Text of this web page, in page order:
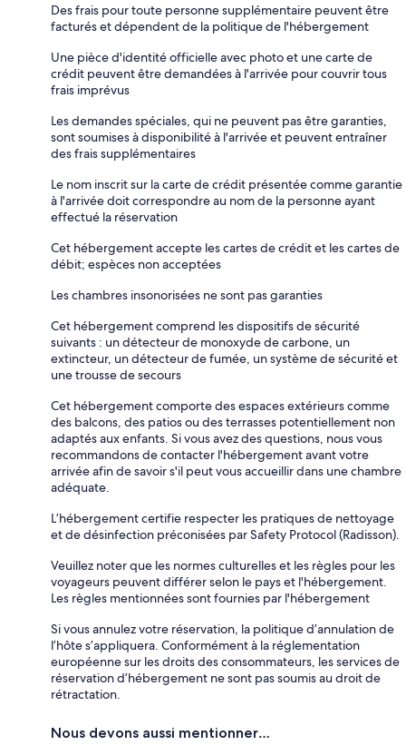
Des frais pour toute personne supplémentaire peuvent être
facturés et dépendent de la politique de l'hébergement
Une pièce d'identité officielle avec photo et une carte de
crédit peuvent être demandées à l'arrivée pour couvrir tous
frais imprévus
Les demandes spéciales, qui ne peuvent pas être garanties,
sont soumises à disponibilité à l'arrivée et peuvent entraîner
des frais supplémentaires
Le nom inscrit sur la carte de crédit présentée comme garantie
à l'arrivée doit correspondre au nom de la personne ayant
effectué la réservation
Cet hébergement accepte les cartes de crédit et les cartes de
débit; espèces non acceptées
Les chambres insonorisées ne sont pas garanties
Cet hébergement comprend les dispositifs de sécurité
suivants : un détecteur de monoxyde de carbone, un
extincteur, un détecteur de fumée, un système de sécurité et
une trousse de secours
Cet hébergement comporte des espaces extérieurs comme
des balcons, des patios ou des terrasses potentiellement non
adaptés aux enfants. Si vous avez des questions, nous vous
recommandons de contacter l'hébergement avant votre
arrivée afin de savoir s'il peut vous accueillir dans une chambre
adéquate.
L’hébergement certifie respecter les pratiques de nettoyage
et de désinfection préconisées par Safety Protocol (Radisson).
Veuillez noter que les normes culturelles et les règles pour les
voyageurs peuvent différer selon le pays et l'hébergement.
Les règles mentionnées sont fournies par l'hébergement
Si vous annulez votre réservation, la politique d’annulation de
l’hôte s’appliquera. Conformément à la réglementation
européenne sur les droits des consommateurs, les services de
réservation d’hébergement ne sont pas soumis au droit de
rétractation.
Nous devons aussi mentionner…